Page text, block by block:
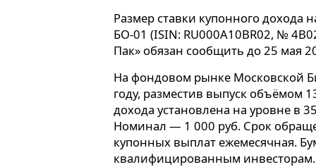
Размер ставки купонного дохода
БО-01 (ISIN: RU000A10BR02, №
Пак» обязан сообщить до 25 мая
На фондовом рынке Московской
году, разместив выпуск объёмом
дохода установлена на уровне в
Номинал — 1 000 руб. Срок
купонных выплат ежемесячная.
квалифицированным инвесторам.